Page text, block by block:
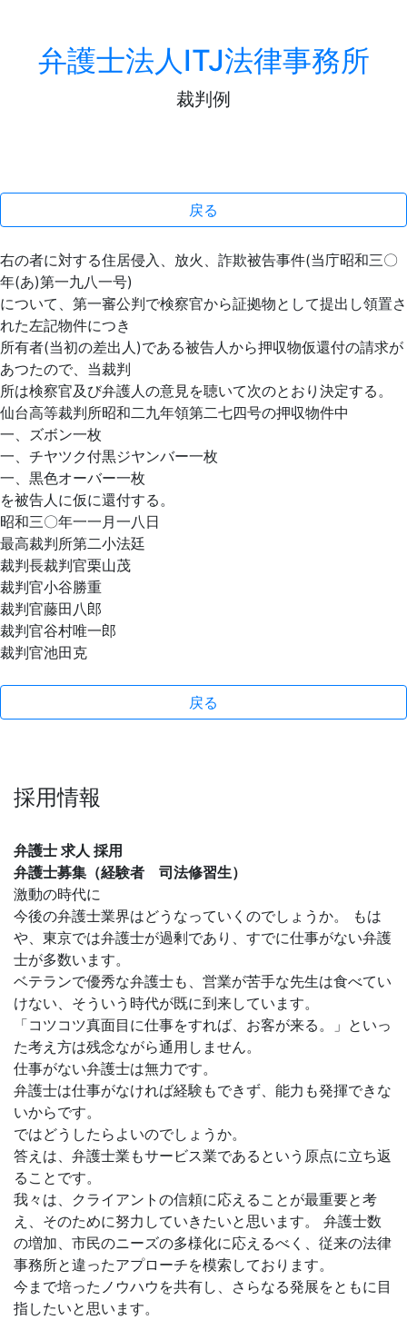
弁護士法人ITJ法律事務所
裁判例
戻る
右の者に対する住居侵入、放火、詐欺被告事件(当庁昭和三〇
年(あ)第一九八一号)
について、第一審公判で検察官から証拠物として提出し領置さ
れた左記物件につき
所有者(当初の差出人)である被告人から押収物仮還付の請求が
あつたので、当裁判
所は検察官及び弁護人の意見を聴いて次のとおり決定する。
仙台高等裁判所昭和二九年領第二七四号の押収物件中
一、ズボン一枚
一、チヤツク付黒ジヤンバー一枚
一、黒色オーバー一枚
を被告人に仮に還付する。
昭和三〇年一一月一八日
最高裁判所第二小法廷
裁判長裁判官栗山茂
裁判官小谷勝重
裁判官藤田八郎
裁判官谷村唯一郎
裁判官池田克
戻る
採用情報
弁護士 求人 採用
弁護士募集（経験者 司法修習生）
激動の時代に
今後の弁護士業界はどうなっていくのでしょうか。 もは
や、東京では弁護士が過剰であり、すでに仕事がない弁護
士が多数います。
ベテランで優秀な弁護士も、営業が苦手な先生は食べてい
けない、そういう時代が既に到来しています。
「コツコツ真面目に仕事をすれば、お客が来る。」といっ
た考え方は残念ながら通用しません。
仕事がない弁護士は無力です。
弁護士は仕事がなければ経験もできず、能力も発揮できな
いからです。
ではどうしたらよいのでしょうか。
答えは、弁護士業もサービス業であるという原点に立ち返
ることです。
我々は、クライアントの信頼に応えることが最重要と考
え、そのために努力していきたいと思います。 弁護士数
の増加、市民のニーズの多様化に応えるべく、従来の法律
事務所と違ったアプローチを模索しております。
今まで培ったノウハウを共有し、さらなる発展をともに目
指したいと思います。